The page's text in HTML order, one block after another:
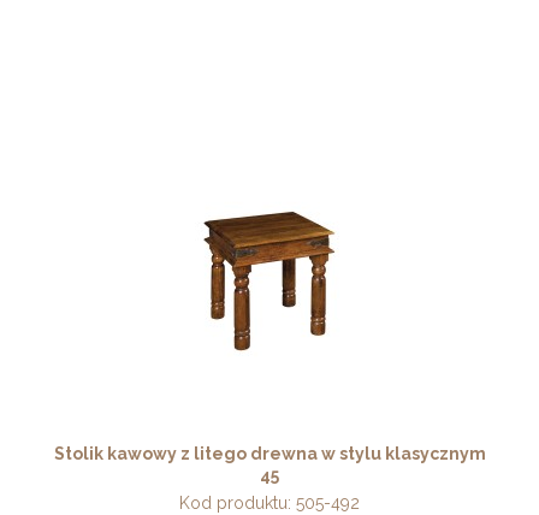
Stolik kawowy z litego drewna w stylu klasycznym
45
Kod produktu: 505-492